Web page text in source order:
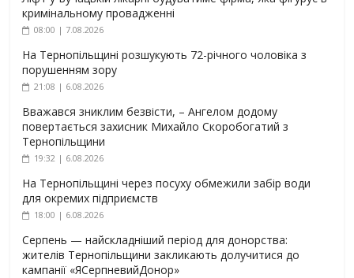
кримінальному провадженні
08:00 | 7.08.2026
На Тернопільщині розшукують 72-річного чоловіка з
порушенням зору
21:08 | 6.08.2026
Вважався зниклим безвісти, – Ангелом додому
повертається захисник Михайло Скоробогатий з
Тернопільщини
19:32 | 6.08.2026
На Тернопільщині через посуху обмежили забір води
для окремих підприємств
18:00 | 6.08.2026
Серпень — найскладніший період для донорства:
жителів Тернопільщини закликають долучитися до
кампанії «ЯСерпневийДонор»